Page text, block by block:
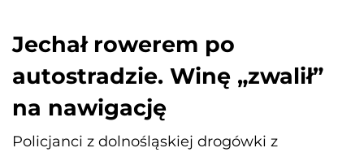
Jechał rowerem po
autostradzie. Winę „zwalił”
na nawigację
Policjanci z dolnośląskiej drogówki z